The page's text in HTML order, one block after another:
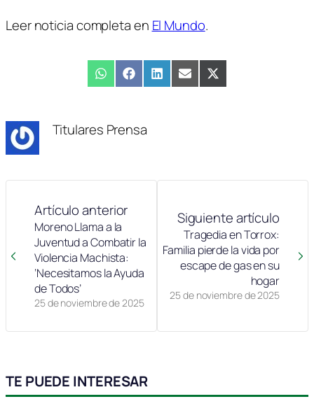
Leer noticia completa en El Mundo.
Compartir
en
WhatsAppCompartir
en
FacebookCompartir
en
LinkedInCompartir
en
EmailCompartir
en
X
(Twitter)
Titulares Prensa
Artículo anterior
25 de noviembre de 2025
Moreno Llama a la
Juventud a Combatir la
Violencia Machista:
‘Necesitamos la Ayuda
de Todos’
Siguiente artículo
25 de noviembre de 2025
Tragedia en Torrox:
Familia pierde la vida por
escape de gas en su
hogar
TE PUEDE INTERESAR